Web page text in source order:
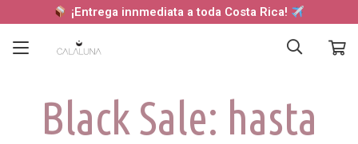
¡Entrega innmediata a toda Costa Rica!
Black Sale: hasta